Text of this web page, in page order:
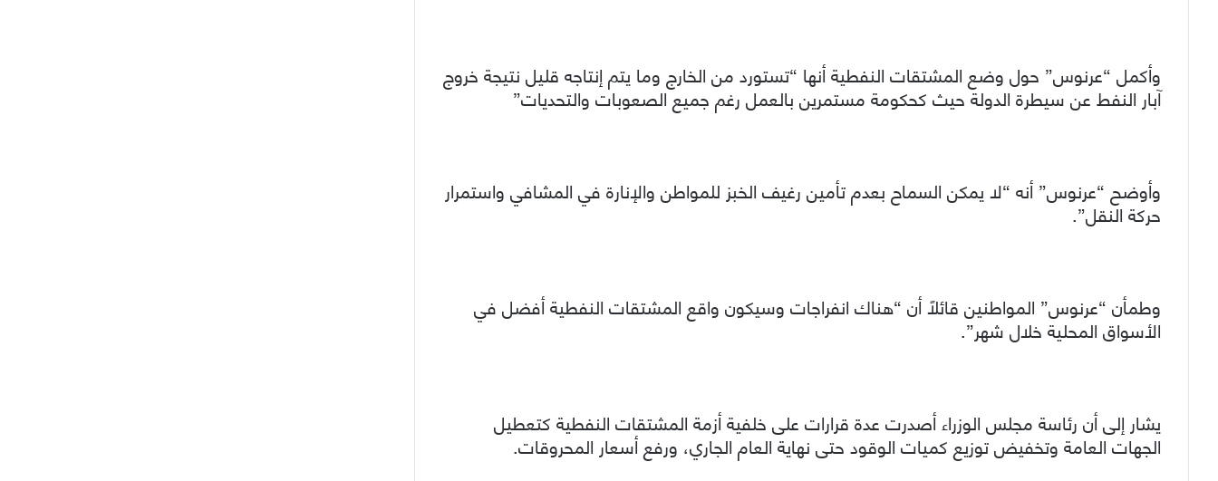
وأكمل “عرنوس” حول وضع المشتقات النفطية أنها “تستورد من الخارج وما يتم إنتاجه قليل نتيجة خروج
آبار النفط عن سيطرة الدولة حيث كحكومة مستمرين بالعمل رغم جميع الصعوبات والتحديات”
وأوضح “عرنوس” أنه “لا يمكن السماح بعدم تأمين رغيف الخبز للمواطن والإنارة في المشافي واستمرار
حركة النقل”.
وطمأن “عرنوس” المواطنين قائلاً أن “هناك انفراجات وسيكون واقع المشتقات النفطية أفضل في
الأسواق المحلية خلال شهر”.
يشار إلى أن رئاسة مجلس الوزراء أصدرت عدة قرارات على خلفية أزمة المشتقات النفطية كتعطيل
الجهات العامة وتخفيض توزيع كميات الوقود حتى نهاية العام الجاري، ورفع أسعار المحروقات.